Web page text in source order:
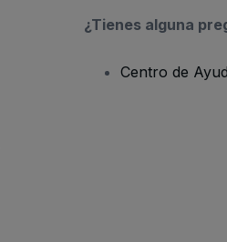
¿Tienes alguna
Centro de